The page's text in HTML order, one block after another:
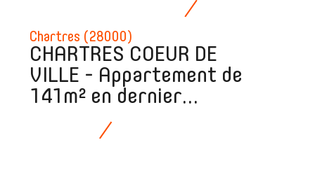
Chartres (28000)
CHARTRES COEUR DE
VILLE - Appartement de
141m² en dernier...